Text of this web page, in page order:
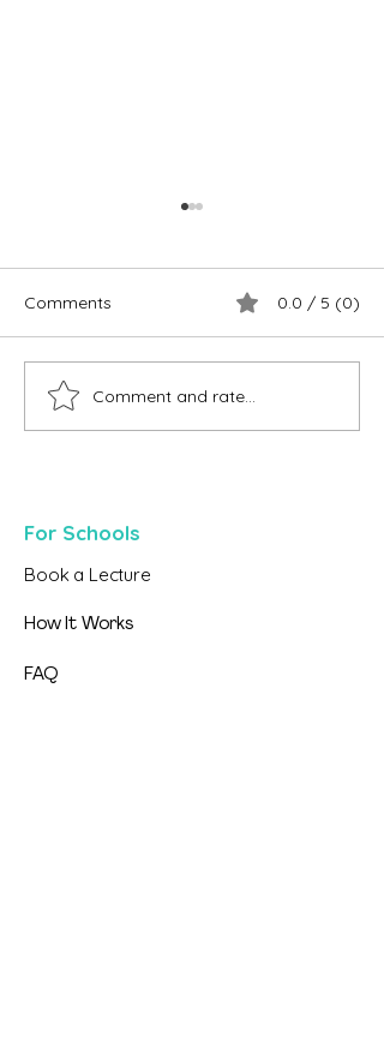
Funguje drogová
prevencia?
Comments 0.0 / 5 (0)
Comment and rate...
For Schools
Book a Lecture
How It Works
FAQ